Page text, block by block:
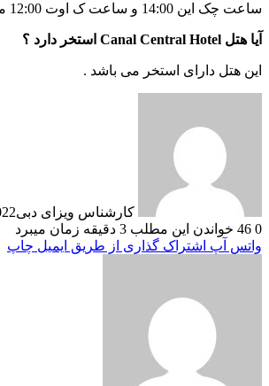
ساعت چک این 14:00 و ساعت ک اوت 12:00 می باشد .
آیا هتل Canal Central Hotel استخر دارد ؟
این هتل دارای استخر می باشد .
کارشناس ویزای دبی
0
خواندن این مطلب 3 دقیقه زمان میبرد
واتس آپ اشتراک گذاری از طریق ایمیل چاپ